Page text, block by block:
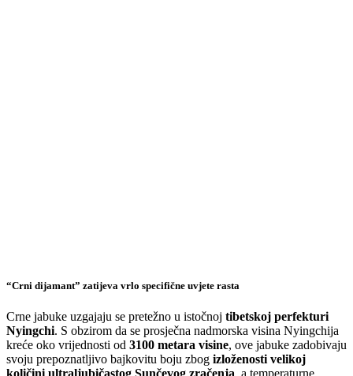
“Crni dijamant” zatijeva vrlo specifične uvjete rasta
Crne jabuke uzgajaju se pretežno u istočnoj tibetskoj perfekturi
Nyingchi. S obzirom da se prosječna nadmorska visina Nyingchija
kreće oko vrijednosti od 3100 metara visine, ove jabuke zadobivaju
svoju prepoznatljivo bajkovitu boju zbog izloženosti velikoj